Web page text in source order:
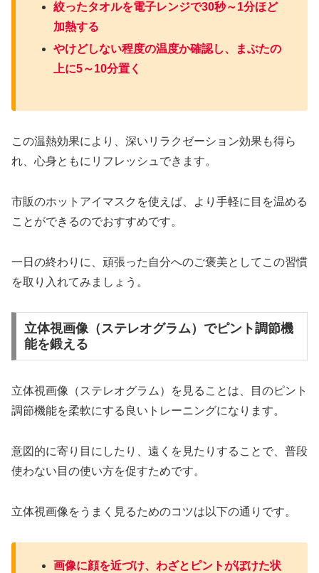
絞ったタオルを電子レンジで30秒～1分ほど
加熱する
やけどしない程度の温度か確認し、まぶたの
上に5～10分置く
この温熱効果により、深いリラクゼーション効果も得ら
れ、心身ともにリフレッシュできます。
市販のホットアイマスクを使えば、より手軽に目を温める
ことができるのでおすすめです。
一日の終わりに、頑張った自分へのご褒美としてこの習慣
を取り入れてみましょう。
立体視画像（ステレオグラム）でピント調節機
能を鍛える
立体視画像（ステレオグラム）を見ることは、目のピント
調節機能を柔軟にする良いトレーニングになります。
意図的に寄り目にしたり、遠くを見たりすることで、普段
使わない目の使い方を促すためです。
立体視画像をうまく見るためのコツは以下の通りです。
画像に顔を近づけ、わざとピントがぼけた状